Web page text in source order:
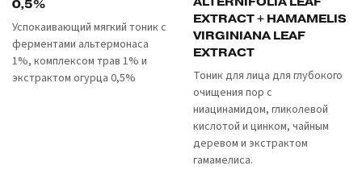
0,5%
Успокаивающий мягкий тоник с
ферментами альтермонаса
1%, комплексом трав 1% и
экстрактом огурца 0,5%
EXTRACT + HAMAMELIS
VIRGINIANA LEAF
EXTRACT
Тоник для лица для глубокого
очищения пор с
ниацинамидом, гликолевой
кислотой и цинком, чайным
деревом и экстрактом
гамамелиса.